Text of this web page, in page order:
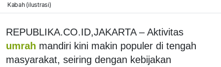
Kabah (ilustrasi)
REPUBLIKA.CO.ID,JAKARTA – Aktivitas
umrah mandiri kini makin populer di tengah
masyarakat, seiring dengan kebijakan